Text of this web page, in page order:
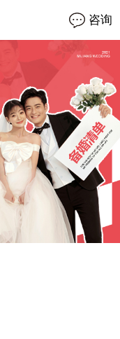
咨询